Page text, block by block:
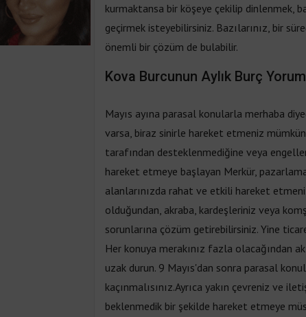
kurmaktansa bir köşeye çekilip dinlenmek,
geçirmek isteyebilirsiniz. Bazılarınız, bir
önemli bir çözüm de bulabilir.
Kova Burcunun Aylık Burç
Mayıs ayına parasal konularla merhaba
varsa, biraz sinirle hareket etmeniz
tarafından desteklenmediğine veya
hareket etmeye başlayan Merkür,
alanlarınızda rahat ve etkili hareket
olduğundan, akraba, kardeşleriniz veya
sorunlarına çözüm getirebilirsiniz. Yine
Her konuya merakınız fazla olacağından
uzak durun. 9 Mayıs'dan sonra parasal
kaçınmalısınız.Ayrıca yakın çevreniz ve
beklenmedik bir şekilde hareket etmeye